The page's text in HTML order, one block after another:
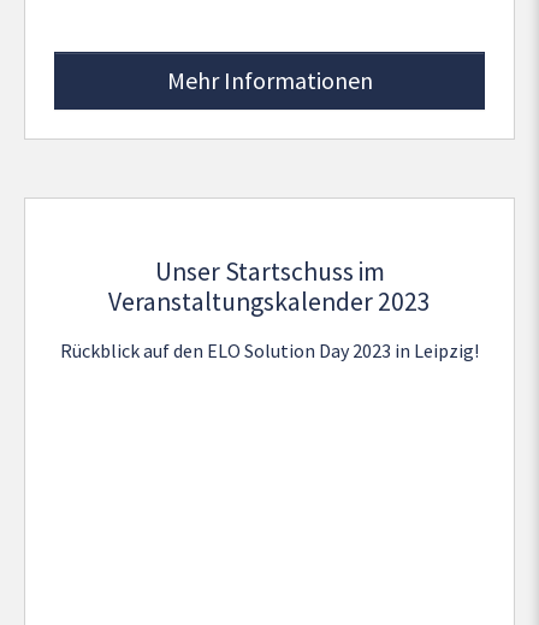
Mehr Informationen
Unser Startschuss im
Veranstaltungskalender 2023
Rückblick auf den ELO Solution Day 2023 in Leipzig!